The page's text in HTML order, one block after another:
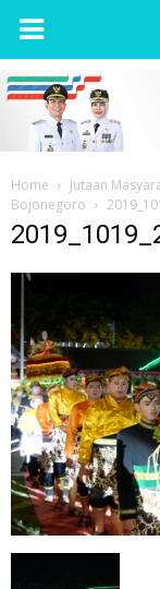
Wisata
Bojonegoro
Home
Jutaan
Bojonegoro